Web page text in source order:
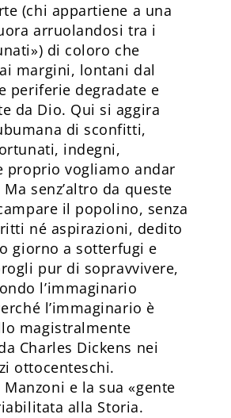
(chi appartiene a una
arruolandosi tra i
di coloro che
margini, lontani dal
periferie degradate e
da Dio. Qui si aggira
di sconfitti,
indegni,
proprio vogliamo andar
senz’altro da queste
il popolino, senza
né aspirazioni, dedito
giorno a sotterfugi e
pur di sopravvivere,
l’immaginario
l’immaginario è
magistralmente
Charles Dickens nei
ottocenteschi.
e la sua «gente
alla Storia.